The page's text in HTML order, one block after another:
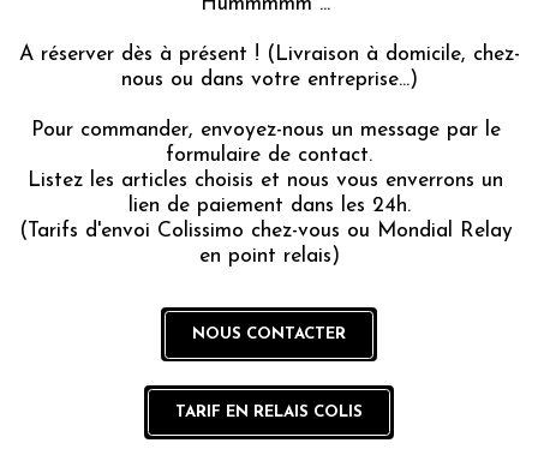
Hummmmm ...
A réserver dès à présent ! (Livraison à domicile, chez-
nous ou dans votre entreprise...)
Pour commander, envoyez-nous un message par le
formulaire de contact.
Listez les articles choisis et nous vous enverrons un
lien de paiement dans les 24h.
(Tarifs d'envoi Colissimo chez-vous ou Mondial Relay
en point relais)
NOUS CONTACTER
TARIF EN RELAIS COLIS